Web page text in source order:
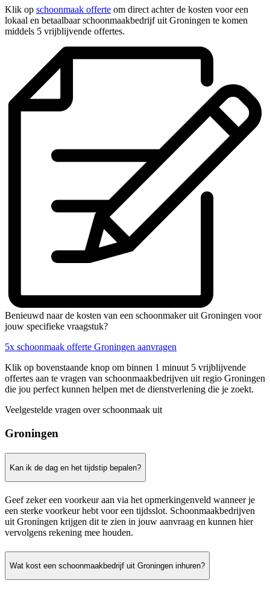
Klik op schoonmaak offerte om direct achter de kosten voor een
lokaal en betaalbaar schoonmaakbedrijf uit Groningen te komen
middels 5 vrijblijvende offertes.
Benieuwd naar de kosten van een schoonmaker uit Groningen voor
jouw specifieke vraagstuk?
5x schoonmaak offerte Groningen aanvragen
Klik op bovenstaande knop om binnen 1 minuut 5 vrijblijvende
offertes aan te vragen van schoonmaakbedrijven uit regio Groningen
die jou perfect kunnen helpen met de dienstverlening die je zoekt.
Veelgestelde vragen over schoonmaak uit
Groningen
Kan ik de dag en het tijdstip bepalen?
Geef zeker een voorkeur aan via het opmerkingenveld wanneer je
een sterke voorkeur hebt voor een tijdsslot. Schoonmaakbedrijven
uit Groningen krijgen dit te zien in jouw aanvraag en kunnen hier
vervolgens rekening mee houden.
Wat kost een schoonmaakbedrijf uit Groningen inhuren?